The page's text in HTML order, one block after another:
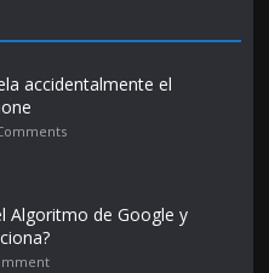
accidentalmente el
Algoritmo de Google y